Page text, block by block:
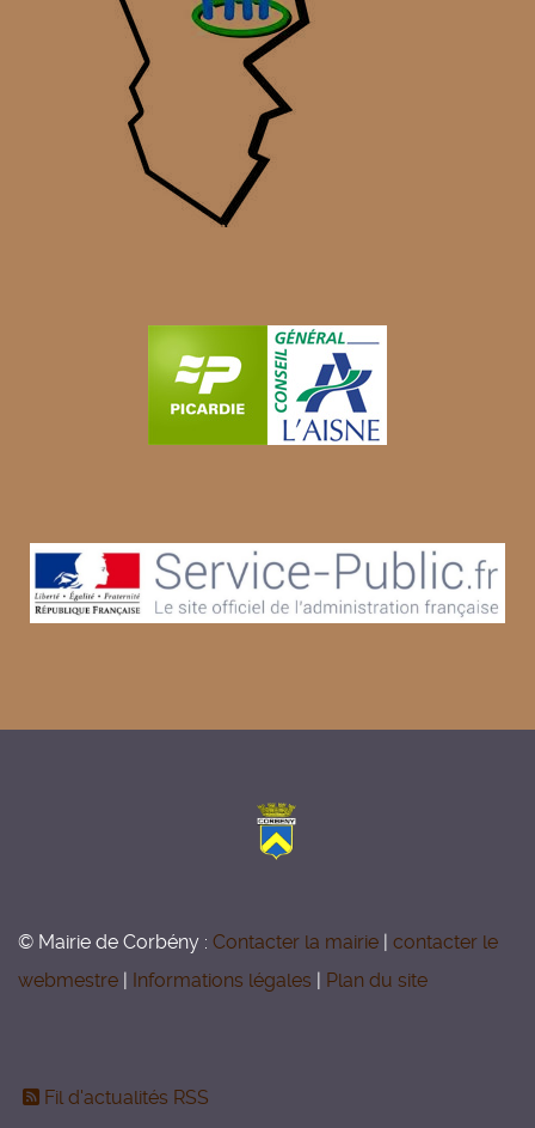
© Mairie de Corbény : Contacter la mairie
contacter le
webmestre
Informations légales Plan du site
Fil d'actualités RSS